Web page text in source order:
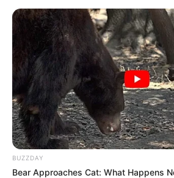
0 0
Xəbər xoşunuza gəldi? Sosial
BUZZDAY
Bear Approaches Cat: What Happens